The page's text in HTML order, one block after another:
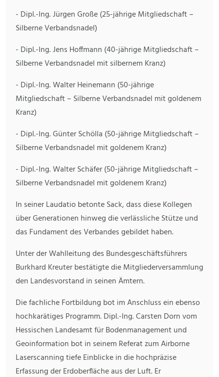
- Dipl.-Ing. Jürgen Große (25-jährige Mitgliedschaft –
Silberne Verbandsnadel)
- Dipl.-Ing. Jens Hoffmann (40-jährige Mitgliedschaft –
Silberne Verbandsnadel mit silbernem Kranz)
- Dipl.-Ing. Walter Heinemann (50-jährige
Mitgliedschaft – Silberne Verbandsnadel mit goldenem
Kranz)
- Dipl.-Ing. Günter Schölla (50-jährige Mitgliedschaft –
Silberne Verbandsnadel mit goldenem Kranz)
- Dipl.-Ing. Walter Schäfer (50-jährige Mitgliedschaft –
Silberne Verbandsnadel mit goldenem Kranz)
In seiner Laudatio betonte Sack, dass diese Kollegen
über Generationen hinweg die verlässliche Stütze und
das Fundament des Verbandes gebildet haben.
Unter der Wahlleitung des Bundesgeschäftsführers
Burkhard Kreuter bestätigte die Mitgliederversammlung
den Landesvorstand in seinen Ämtern.
Die fachliche Fortbildung bot im Anschluss ein ebenso
hochkarätiges Programm. Dipl.-Ing. Carsten Dorn vom
Hessischen Landesamt für Bodenmanagement und
Geoinformation bot in seinem Referat zum Airborne
Laserscanning tiefe Einblicke in die hochpräzise
Erfassung der Erdoberfläche aus der Luft. Er